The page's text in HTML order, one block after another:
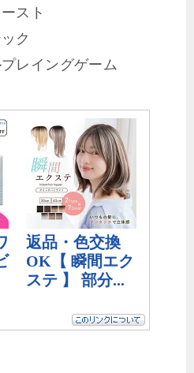
スト
ク
レイングゲーム